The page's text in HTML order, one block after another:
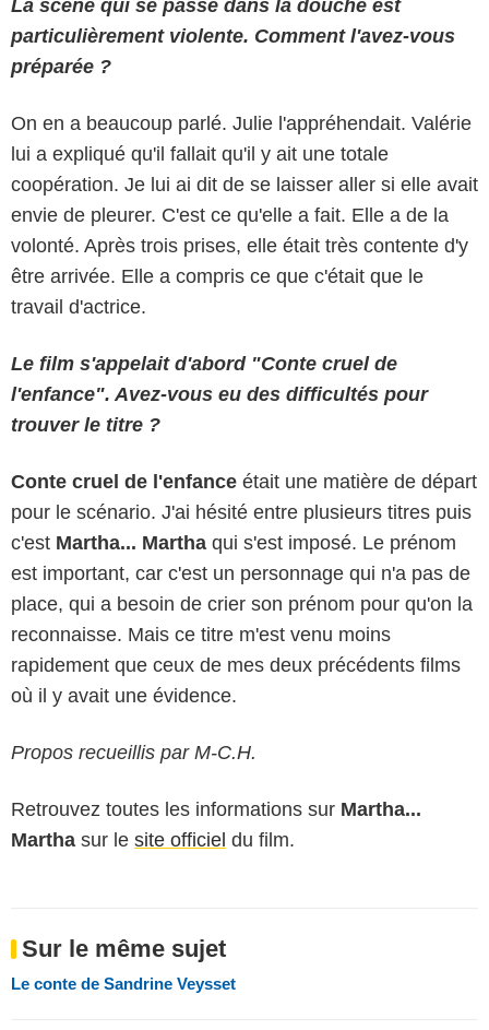
La scène qui se passe dans la douche est
particulièrement violente. Comment l'avez-vous
préparée ?
On en a beaucoup parlé. Julie l'appréhendait. Valérie
lui a expliqué qu'il fallait qu'il y ait une totale
coopération. Je lui ai dit de se laisser aller si elle avait
envie de pleurer. C'est ce qu'elle a fait. Elle a de la
volonté. Après trois prises, elle était très contente d'y
être arrivée. Elle a compris ce que c'était que le
travail d'actrice.
Le film s'appelait d'abord "Conte cruel de
l'enfance". Avez-vous eu des difficultés pour
trouver le titre ?
Conte cruel de l'enfance était une matière de départ
pour le scénario. J'ai hésité entre plusieurs titres puis
c'est Martha... Martha qui s'est imposé. Le prénom
est important, car c'est un personnage qui n'a pas de
place, qui a besoin de crier son prénom pour qu'on la
reconnaisse. Mais ce titre m'est venu moins
rapidement que ceux de mes deux précédents films
où il y avait une évidence.
Propos recueillis par M-C.H.
Retrouvez toutes les informations sur Martha...
Martha sur le site officiel du film.
Sur le même sujet
Le conte de Sandrine Veysset